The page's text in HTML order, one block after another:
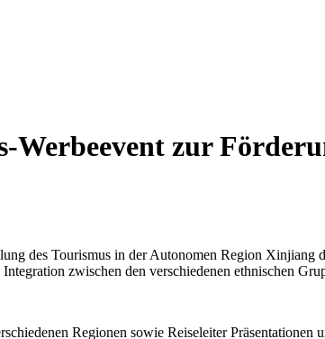
zur
des Tourismus in der Autonomen Region Xinjiang
zwischen den verschiedenen ethnischen
Regionen sowie Reiseleiter